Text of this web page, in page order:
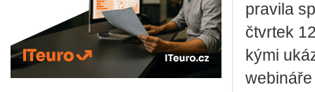
pra­vi­la
čtvr­tek
ký­mi